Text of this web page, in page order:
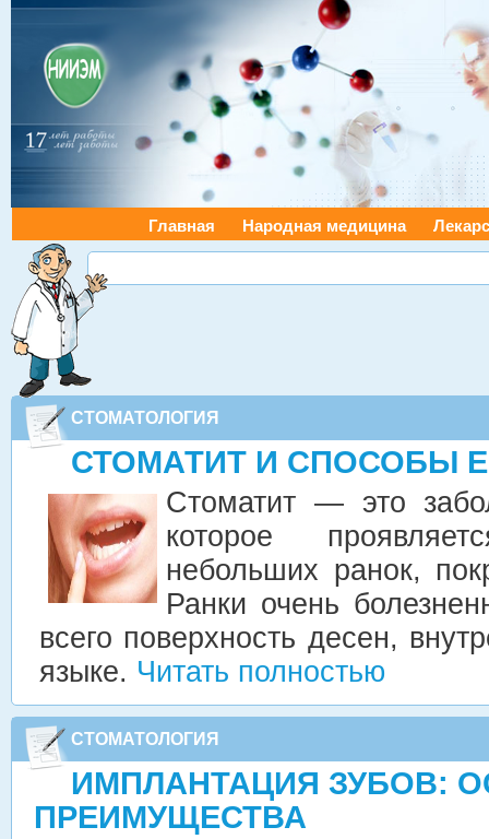
Главная Народная медицина
СТОМАТОЛОГИЯ
СТОМАТИТ И СПОСОБЫ
Стоматит — это
которое
небольших ранок,
Ранки очень
всего поверхность десен,
языке. Читать полностью
СТОМАТОЛОГИЯ
ИМПЛАНТАЦИЯ ЗУБОВ:
ПРЕИМУЩЕСТВА